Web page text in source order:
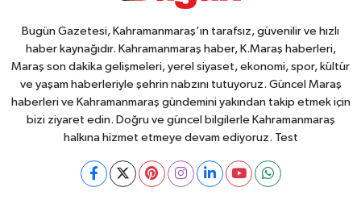
Bugün Gazetesi, Kahramanmaraş’ın tarafsız, güvenilir ve hızlı
haber kaynağıdır. Kahramanmaraş haber, K.Maraş haberleri,
Maraş son dakika gelişmeleri, yerel siyaset, ekonomi, spor, kültür
ve yaşam haberleriyle şehrin nabzını tutuyoruz. Güncel Maraş
haberleri ve Kahramanmaraş gündemini yakından takip etmek için
bizi ziyaret edin. Doğru ve güncel bilgilerle Kahramanmaraş
halkına hizmet etmeye devam ediyoruz. Test